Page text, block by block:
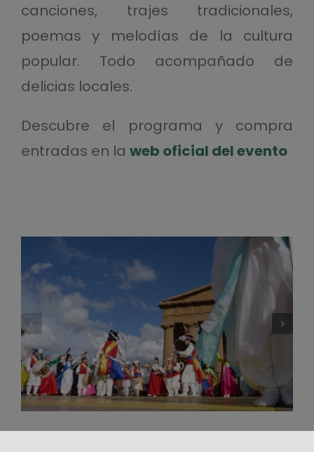
canciones, trajes tradicionales,
poemas y melodías de la cultura
popular. Todo acompañado de
delicias locales.
Descubre el programa y compra
entradas en la web oficial del evento